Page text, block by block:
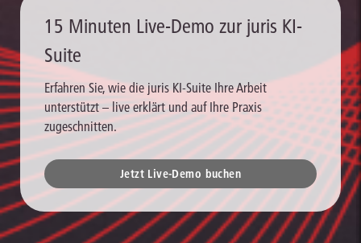
15 Minuten Live-Demo zur juris KI-
Suite
Erfahren Sie, wie die juris KI-Suite Ihre Arbeit
unterstützt – live erklärt und auf Ihre Praxis
zugeschnitten.
Jetzt Live-Demo buchen